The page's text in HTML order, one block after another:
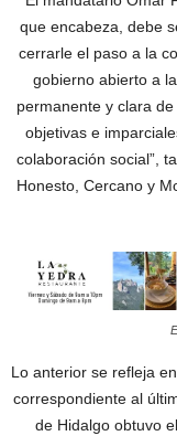
que encabeza, debe
cerrarle el paso a la
gobierno abierto a
permanente y clara
objetivas e
colaboración social”,
Honesto, Cercano y
Lo anterior se refleja
correspondiente al
de Hidalgo obtuvo